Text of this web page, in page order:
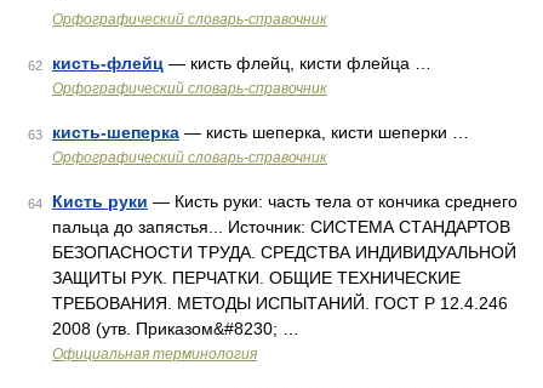
Орфографический словарь-справочник
62 кисть-флейц — кисть флейц, кисти флейца …
Орфографический словарь-справочник
63 кисть-шеперка — кисть шеперка, кисти шеперки …
Орфографический словарь-справочник
64 Кисть руки — Кисть руки: часть тела от кончика среднего
пальца до запястья... Источник: СИСТЕМА СТАНДАРТОВ
БЕЗОПАСНОСТИ ТРУДА. СРЕДСТВА ИНДИВИДУАЛЬНОЙ
ЗАЩИТЫ РУК. ПЕРЧАТКИ. ОБЩИЕ ТЕХНИЧЕСКИЕ
ТРЕБОВАНИЯ. МЕТОДЫ ИСПЫТАНИЙ. ГОСТ Р 12.4.246
2008 (утв. Приказом&#8230; …
Официальная терминология